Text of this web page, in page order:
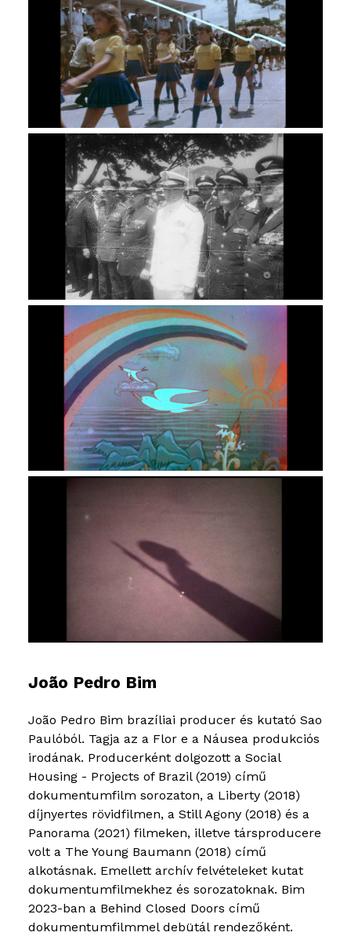
João Pedro Bim
João Pedro Bim brazíliai producer és kutató Sao
Paulóból. Tagja az a Flor e a Náusea produkciós
irodának. Producerként dolgozott a Social
Housing - Projects of Brazil (2019) című
dokumentumfilm sorozaton, a Liberty (2018)
díjnyertes rövidfilmen, a Still Agony (2018) és a
Panorama (2021) filmeken, illetve társproducere
volt a The Young Baumann (2018) című
alkotásnak. Emellett archív felvételeket kutat
dokumentumfilmekhez és sorozatoknak. Bim
2023-ban a Behind Closed Doors című
dokumentumfilmmel debütál rendezőként.